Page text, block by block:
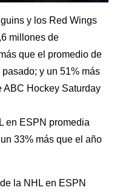
y los Red Wings
millones de
que el promedio de
y un 51% más
ABC Hockey Saturday
en ESPN promedia
33% más que el año
la NHL en ESPN